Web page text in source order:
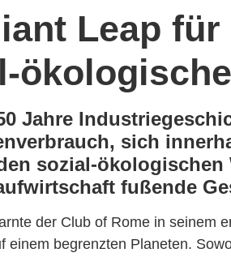
Leap
Jahre
sich
sozial-
fußende
der Club of Rome in seinem
einem begrenzten Planeten.